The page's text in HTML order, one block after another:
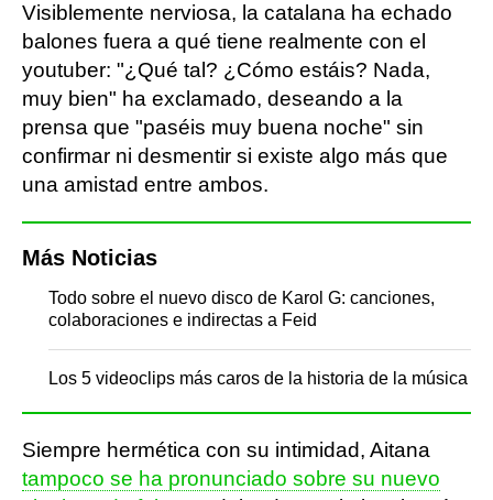
Visiblemente nerviosa, la catalana ha echado
balones fuera a qué tiene realmente con el
youtuber: "¿Qué tal? ¿Cómo estáis? Nada,
muy bien" ha exclamado, deseando a la
prensa que "paséis muy buena noche" sin
confirmar ni desmentir si existe algo más que
una amistad entre ambos.
Más Noticias
Todo sobre el nuevo disco de Karol G: canciones,
colaboraciones e indirectas a Feid
Los 5 videoclips más caros de la historia de la música
Siempre hermética con su intimidad, Aitana
tampoco se ha pronunciado sobre su nuevo